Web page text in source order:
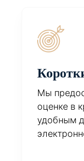
Мы
оценке в
удобным